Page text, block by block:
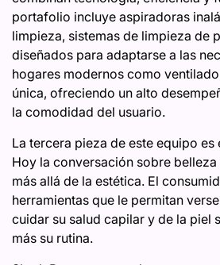
portafolio incluye aspiradoras
limpieza, sistemas de limpieza de
diseñados para adaptarse a las
hogares modernos como
única, ofreciendo un alto
la comodidad del usuario.
La tercera pieza de este equipo
Hoy la conversación sobre
más allá de la estética. El
herramientas que le permitan
cuidar su salud capilar y de la piel
más su rutina.